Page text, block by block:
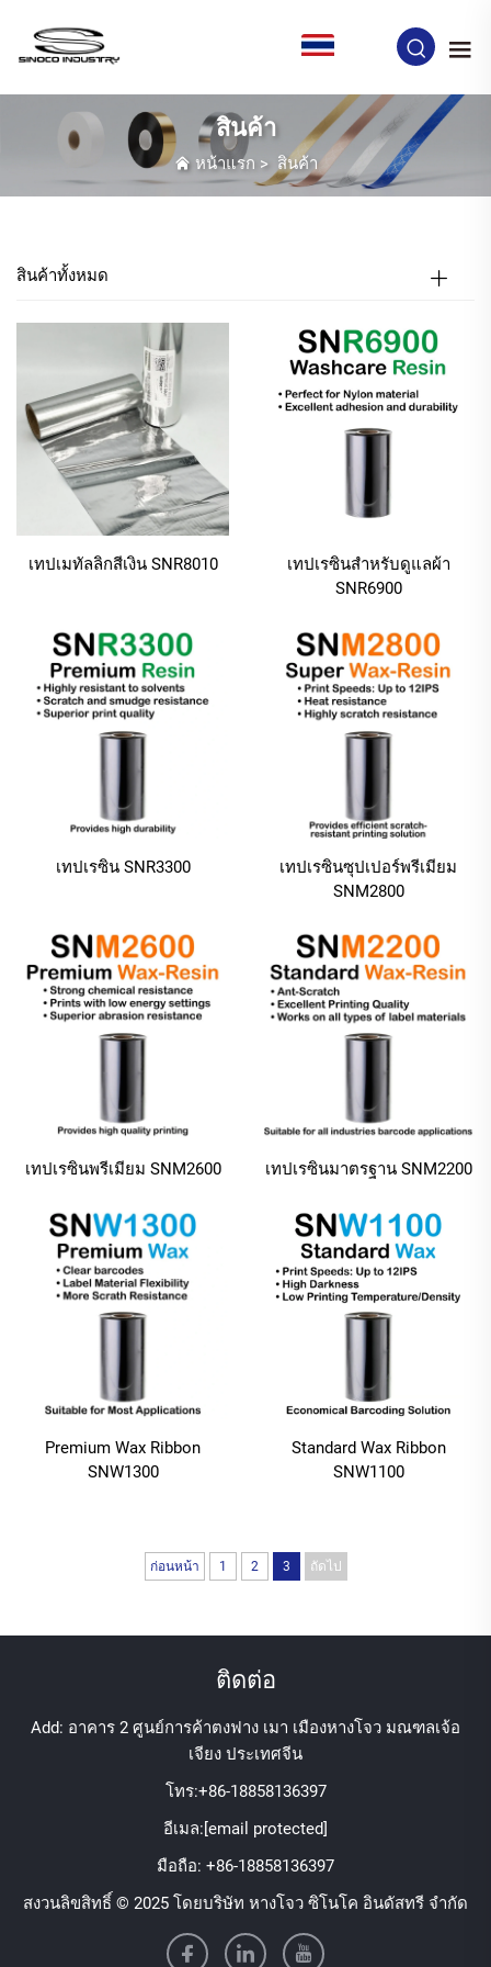
สินค้า
หน้าแรก > สินค้า
สินค้าทั้งหมด
เทปเมทัลลิกสีเงิน SNR8010
เทปเรซินสำหรับดูแลผ้า
SNR6900
เทปเรซิน SNR3300
เทปเรซินซุปเปอร์พรีเมียม
SNM2800
เทปเรซินพรีเมียม SNM2600 เทปเรซินมาตรฐาน SNM2200
Premium Wax Ribbon
SNW1300
Standard Wax Ribbon
SNW1100
ก่อนหน้า 1 2 3 ถัดไป
ติดต่อ
Add: อาคาร 2 ศูนย์การค้าตงฟาง เมา เมืองหางโจว มณฑลเจ้อ
เจียง ประเทศจีน
โทร:+86-18858136397
อีเมล:[email protected]
มือถือ: +86-18858136397
สงวนลิขสิทธิ์ © 2025 โดยบริษัท หางโจว ซิโนโค อินดัสทรี จำกัด